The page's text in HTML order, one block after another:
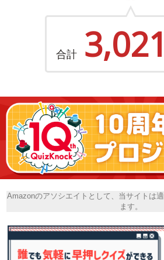
合計 3,021
Amazonのアソシエイトとして、当サイトは
ます。